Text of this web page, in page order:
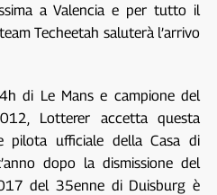
a Valencia e per tutto il
Techeetah saluterà l’arrivo
di Le Mans e campione del
Lotterer accetta questa
pilota ufficiale della Casa di
dopo la dismissione del
del 35enne di Duisburg è